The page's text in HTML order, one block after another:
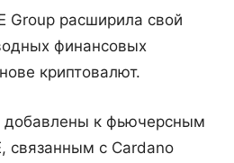
Group расширила свой
финансовых
криптовалют.
добавлены к фьючерсным
связанным с Cardano